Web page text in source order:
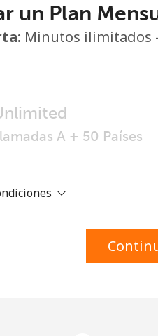
Mínimo 8
Un número
Al abrir una cuenta
un Plan
Minutos ilimitados
A + 50 Países